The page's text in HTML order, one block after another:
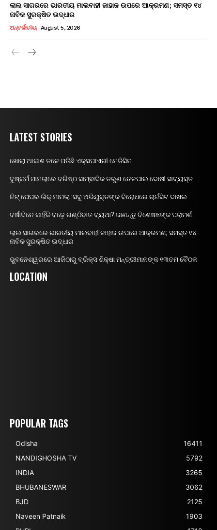
ଲାଲ ସାଗରରେ ଭାରତୀୟ ମାଲବାହୀ ଜାହାଜ ଉପରେ ଆକ୍ରମଣ; ସମସ୍ତ ୧୪
ନାବିକ ସୁରକ୍ଷିତ ଉଦ୍ଧାର
ଅନ୍ତର୍ଜାତୀୟ August 5, 2026
LATEST STORIES
ଖୋଲା ଆକାଶ ତଳେ ପଡିଛି ଏକ୍ସପାଏରୀ ମେଡିସିନ
ଦୁଷ୍କର୍ମ ମାମଲାରେ ବରିଷ୍ଠ ସାମ୍ଵାଦିକ ତରୁଣ ତେଜପାଲ ଦୋଷୀ ସାବ୍ୟସ୍ତ
ନିଟ୍ ପେପର ଲିକ୍ ମାମଲା :ସବୁ ଅଭିଯୁକ୍ତଙ୍କ ବିରୋଧରେ ଚାର୍ଜସିଟ ଦାଖଲ
ବର୍ଷାଦିନେ କାହିଁକି ବଢ଼େ ଗଣ୍ଠିବାତ ବ୍ୟଥା? ଜାଣନ୍ତୁ ବିଶେଷଜ୍ଞଙ୍କ ପରାମର୍ଶ
ଲାଲ ସାଗରରେ ଭାରତୀୟ ମାଲବାହୀ ଜାହାଜ ଉପରେ ଆକ୍ରମଣ; ସମସ୍ତ ୧୪
ନାବିକ ସୁରକ୍ଷିତ ଉଦ୍ଧାର
ଭୁବନେଶ୍ୱରରେ ଆଜିଠାରୁ ବ୍ରିକ୍ସ ଶିକ୍ଷା ମନ୍ତ୍ରୀମାନଙ୍କ ୧୩ତମ ବୈଠକ
LOCATION
POPULAR TAGS
Odisha
16411
NANDIGHOSHA TV
5792
INDIA
3265
BHUBANESWAR
3062
BJD
2125
Naveen Patnaik
1903